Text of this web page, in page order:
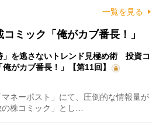
一覧を見る
ミック「俺がカブ番長！」
」を逃さないトレンド見極め術 投資コ
俺がカブ番長！」【第11回】
ネーポスト」にて、圧倒的な情報量が
株コミック」とし…